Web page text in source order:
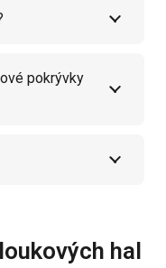
pokrývky
hal